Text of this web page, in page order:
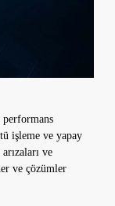
performans
işleme ve yapay
ve
ve çözümler